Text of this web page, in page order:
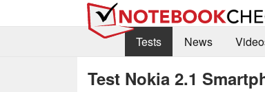
Tests
News
Test Nokia 2.1